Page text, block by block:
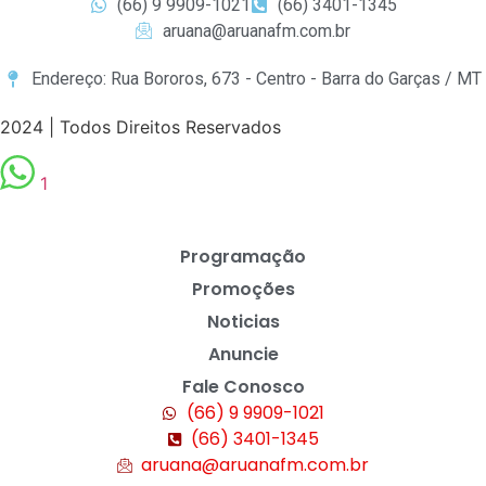
(66) 9 9909-1021
(66) 3401-1345
aruana@aruanafm.com.br
Endereço: Rua Bororos, 673 - Centro - Barra do Garças / MT
2024 | Todos Direitos Reservados
1
Programação
Promoções
Noticias
Anuncie
Fale Conosco
(66) 9 9909-1021
(66) 3401-1345
aruana@aruanafm.com.br